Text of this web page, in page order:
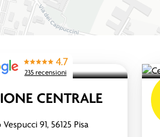
4.7
235 recensioni
CENTRALE
91, 56125 Pisa